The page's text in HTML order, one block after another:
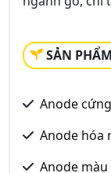
SẢN
Anode
Anode hóa
Anode